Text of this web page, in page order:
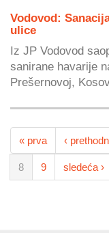
Vodovod:
ulice
Iz JP Vodovod
sanirane havarije
Prešernovoj,
« prva ‹
8 9 sledeća ›